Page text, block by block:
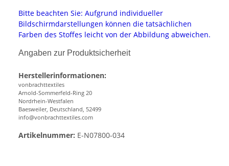
Bitte beachten Sie: Aufgrund individueller
Bildschirmdarstellungen können die tatsächlichen
Farben des Stoffes leicht von der Abbildung abweichen.
Angaben zur Produktsicherheit
Herstellerinformationen:
vonbrachttextiles
Arnold-Sommerfeld-Ring 20
Nordrhein-Westfalen
Baesweiler, Deutschland, 52499
info@vonbrachttextiles.com
Artikelnummer: E-N07800-034